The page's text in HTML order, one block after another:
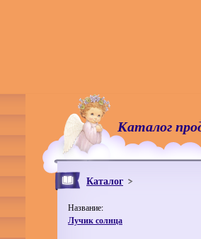
Каталог
Каталог
Название:
Лучик солнца